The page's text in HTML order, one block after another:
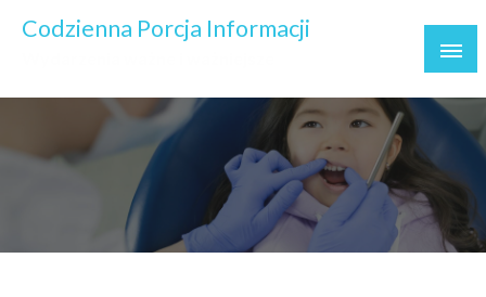
Codzienna Porcja Informacji